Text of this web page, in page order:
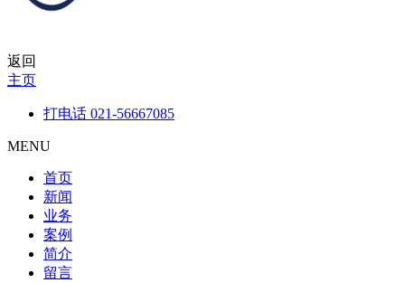
返回
主页
打电话 021-56667085
MENU
首页
新闻
业务
案例
简介
留言